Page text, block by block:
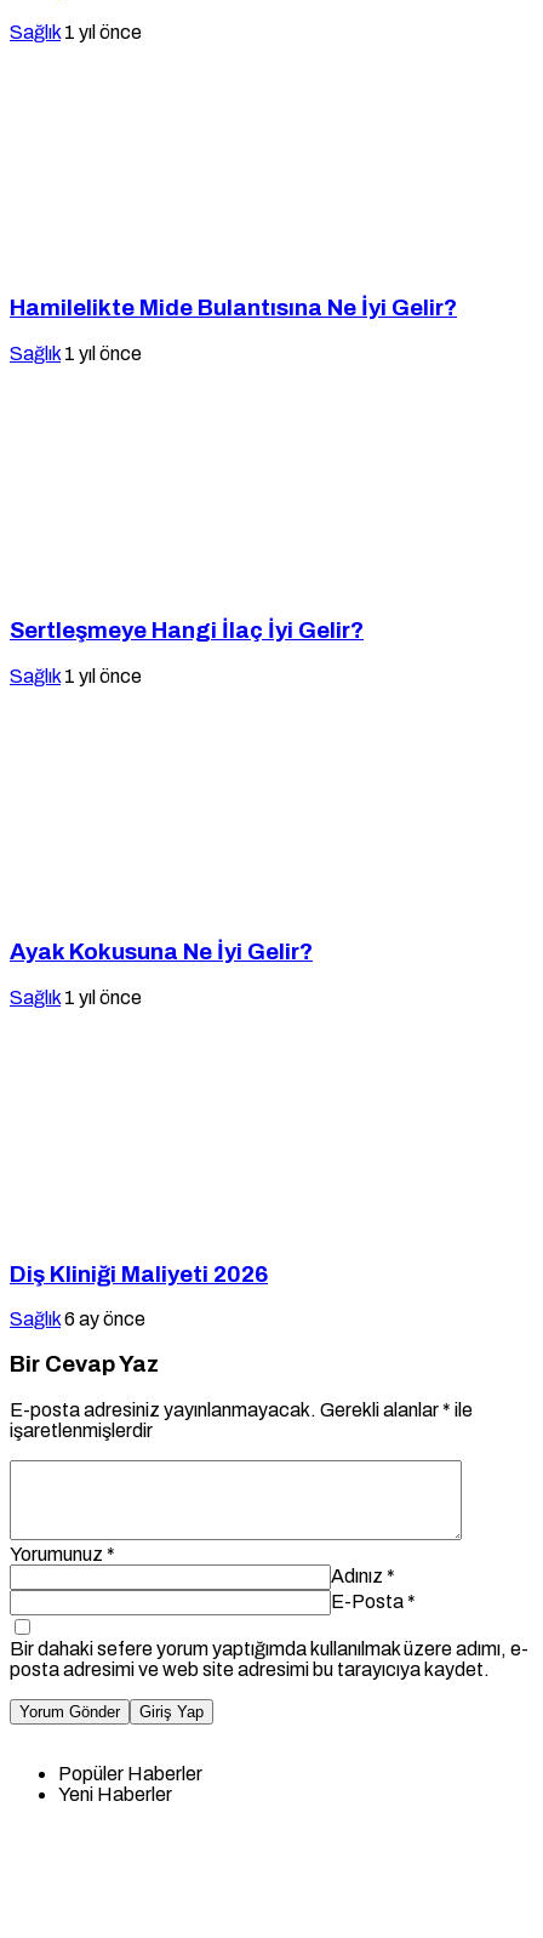
Sağlık 1 yıl önce
Hamilelikte Mide Bulantısına Ne İyi Gelir?
Sağlık 1 yıl önce
Sertleşmeye Hangi İlaç İyi Gelir?
Sağlık 1 yıl önce
Ayak Kokusuna Ne İyi Gelir?
Sağlık 1 yıl önce
Diş Kliniği Maliyeti 2026
Sağlık6 ay önce
Bir Cevap Yaz
E-posta adresiniz yayınlanmayacak. Gerekli alanlar* ile
işaretlenmişlerdir
Yorumunuz *
Adınız *
E-Posta*
Bir dahaki sefere yorum yaptığımda kullanılmak üzere adımı, e-
posta adresimi ve web site adresimi bu tarayıcıya kaydet.
Yorum Gönder Giriş Yap
Popüler Haberler
Yeni Haberler